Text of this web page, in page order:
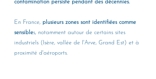
contamination persiste pendant des décennies.
En France, plusieurs zones sont identifiées comme
sensibles, notamment autour de certains sites
industriels (Isère, vallée de l'Arve, Grand Est) et à
proximité d'aéroports.